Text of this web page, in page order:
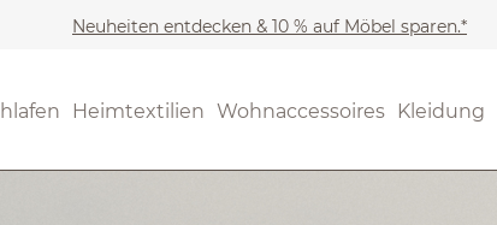
Neuheiten entdecken & 10 % auf Möbel sparen.*
Heimtextilien Wohnaccessoires Kleidung